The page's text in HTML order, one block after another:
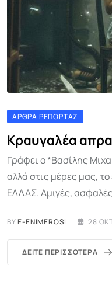
ΆΡΘΡΑ ΡΕΠΟΡΤΆΖ
Κραυγαλέα
Γράφει ο *Βασίλης
αλλά στις μέρες μας,
ΕΛΛΑΣ. Αμιγές,
BYE-ENIMEROSI 28
ΔΕΊΤΕ ΠΕΡΙΣΣΌΤΕΡΑ